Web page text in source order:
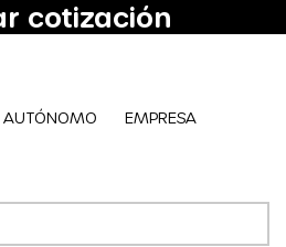
cotización
AUTÓNOMO EMPRESA